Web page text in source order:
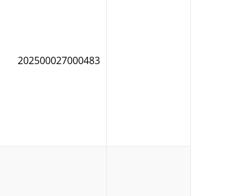
202500027000483